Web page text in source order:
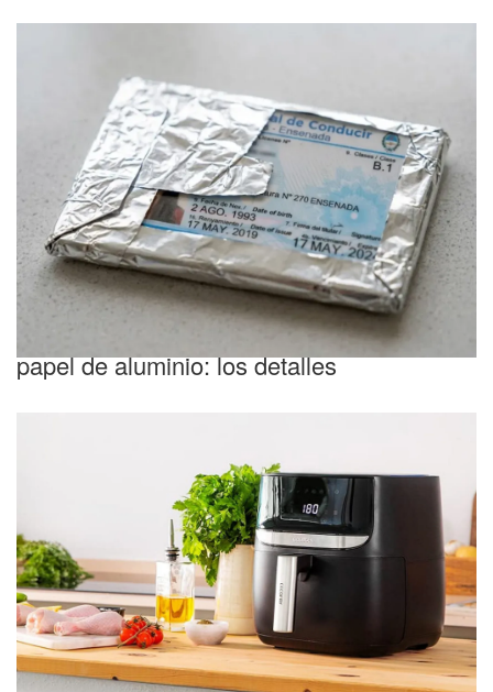
Seguridad
Por qué recomiendan envolver el DNI en
papel de aluminio: los detalles